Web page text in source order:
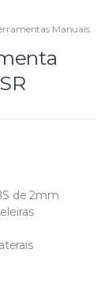
Manuais
de 2mm